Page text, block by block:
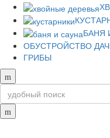
БАНЯ
ОБУСТРОЙСТВО
ГРИБЫ